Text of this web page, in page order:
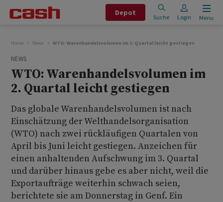
Depot
Suche Login Menu
Home News WTO: Warenhandelsvolumen im 2. Quartal leicht gestiegen
NEWS
WTO: Warenhandelsvolumen im
2. Quartal leicht gestiegen
Das globale Warenhandelsvolumen ist nach
Einschätzung der Welthandelsorganisation
(WTO) nach zwei rückläufigen Quartalen von
April bis Juni leicht gestiegen. Anzeichen für
einen anhaltenden Aufschwung im 3. Quartal
und darüber hinaus gebe es aber nicht, weil die
Exportaufträge weiterhin schwach seien,
berichtete sie am Donnerstag in Genf. Ein